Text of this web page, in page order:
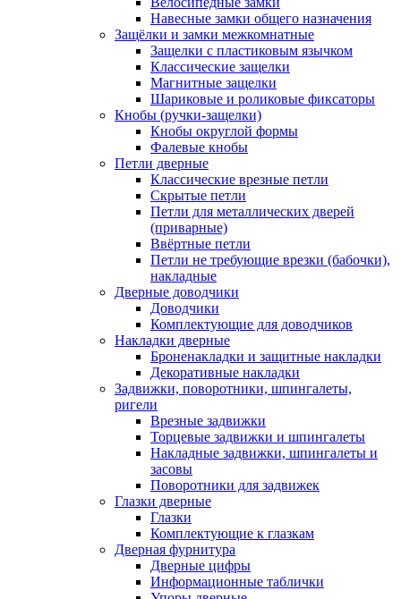
Навесные замки общего назначения
Защёлки и замки межкомнатные
Защелки с пластиковым язычком
Классические защелки
Магнитные защелки
Шариковые и роликовые фиксаторы
Кнобы (ручки-защелки)
Кнобы округлой формы
Фалевые кнобы
Петли дверные
Классические врезные петли
Скрытые петли
Петли для металлических дверей
(приварные)
Ввёртные петли
Петли не требующие врезки (бабочки),
накладные
Дверные доводчики
Доводчики
Комплектующие для доводчиков
Накладки дверные
Броненакладки и защитные накладки
Декоративные накладки
Задвижки, поворотники, шпингалеты,
ригели
Врезные задвижки
Торцевые задвижки и шпингалеты
Накладные задвижки, шпингалеты и
засовы
Поворотники для задвижек
Глазки дверные
Глазки
Комплектующие к глазкам
Дверная фурнитура
Дверные цифры
Информационные таблички